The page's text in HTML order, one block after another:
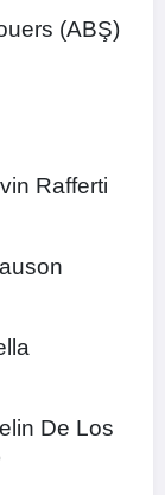
(ABŞ)
Rafferti
De Los